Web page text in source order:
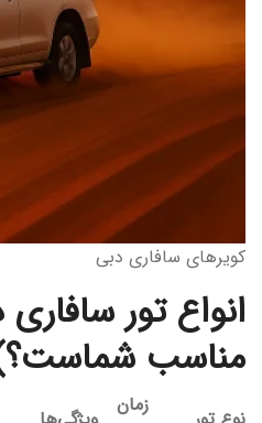
کویرهای سافاری دبی
انواع تور
مناسب
زمان